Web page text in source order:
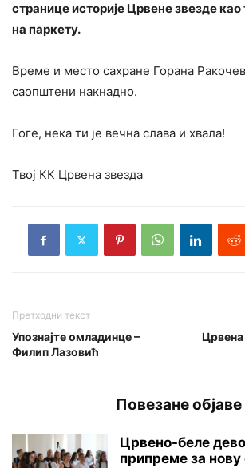
странице историје Црвене звезде као
на паркету.
Време и место сахране Горана
саопштени накнадно.
Гогe, нека ти је вечна слава и хвала!
Твој КК Црвена звезда
Претходни текст
Упознајте омладинце –
Филип Лазовић
Црвена
Повезане објаве
Црвено-беле
припреме за нову